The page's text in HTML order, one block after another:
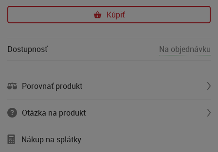
Kúpiť
Dostupnosť Na objednávku
Porovnať produkt
Otázka na produkt
Nákup na splátky